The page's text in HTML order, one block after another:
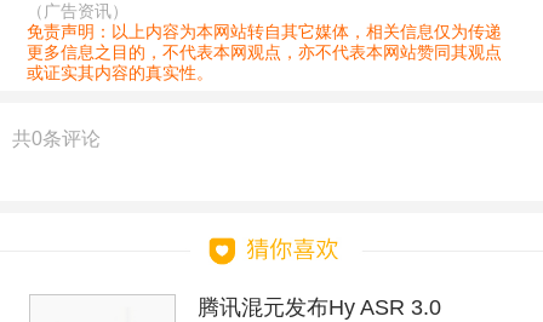
（广告资讯）
免责声明：以上内容为本网站转自其它媒体，相关信息仅为传递
更多信息之目的，不代表本网观点，亦不代表本网站赞同其观点
或证实其内容的真实性。
共0条评论
腾讯混元发布Hy ASR 3.0